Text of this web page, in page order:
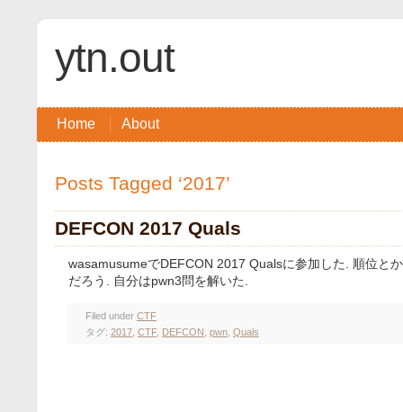
ytn.out
Home About
Posts Tagged ‘2017’
DEFCON 2017 Quals
wasamusumeでDEFCON 2017 Qualsに参加した. 順位と
だろう. 自分はpwn3問を解いた.
Filed under CTF
タグ: 2017, CTF, DEFCON pwn, Quals